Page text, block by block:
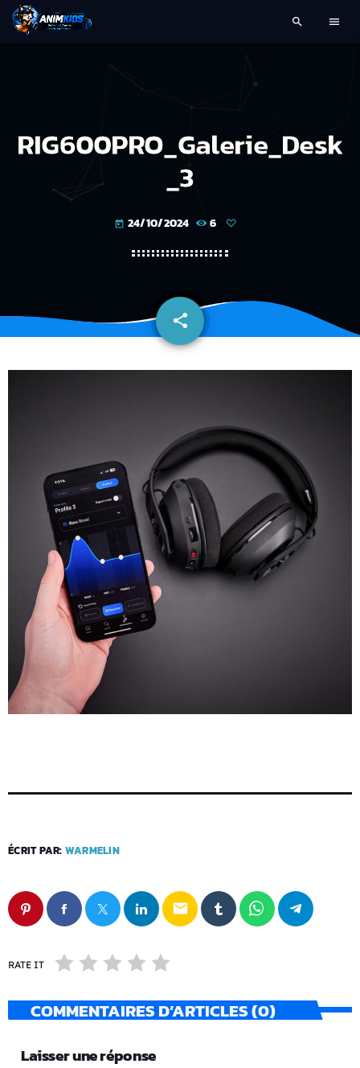
search menu
RIG600PRO_Galerie_Desk
_3
today 24/10/2024 6
share
email
ÉCRIT PAR: WARMELIN
email
RATE IT
COMMENTAIRES D’ARTICLES (0)
Laisser une réponse